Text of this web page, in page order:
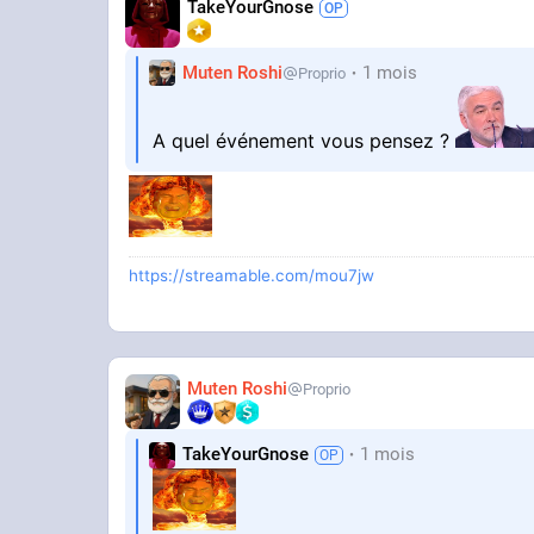
TakeYourGnose
Muten Roshi Proprio 1 mois
A quel événement vous pensez ?
https://streamable.com/mou7jw
Muten Roshi Proprio
TakeYourGnose 1 mois